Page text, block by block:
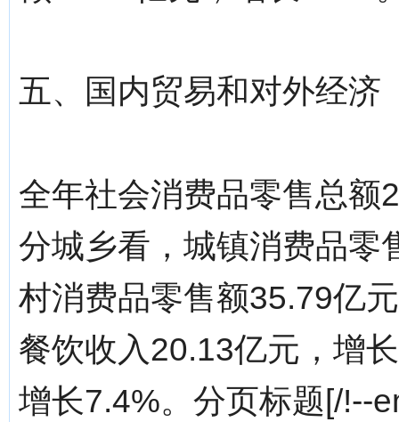
五、国内贸易和对外经济
全年社会消费品零售总额
分城乡看，城镇消费品零
村消费品零售额35.79亿
餐饮收入20.13亿元，增
增长7.4%。分页标题[/!--